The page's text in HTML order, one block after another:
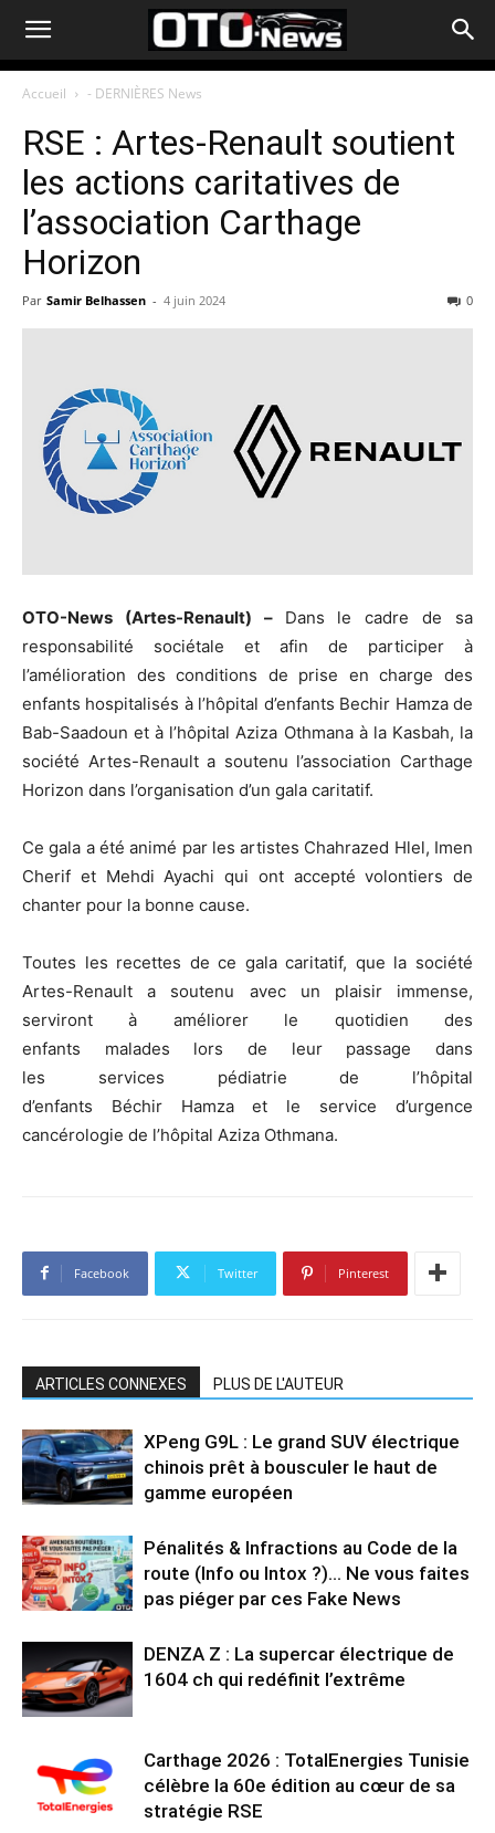
Accueil - DERNIÈRES News
RSE : Artes-Renault soutient
les actions caritatives de
l’association Carthage
Horizon
Par Samir Belhassen - 4 juin 2024 0
OTO-News (Artes-Renault) – Dans le cadre de sa
responsabilité sociétale et afin de participer à
l’amélioration des conditions de prise en charge des
enfants hospitalisés à l’hôpital d’enfants Bechir Hamza de
Bab-Saadoun et à l’hôpital Aziza Othmana à la Kasbah, la
société Artes-Renault a soutenu l’association Carthage
Horizon dans l’organisation d’un gala caritatif.
Ce gala a été animé par les artistes Chahrazed Hlel, Imen
Cherif et Mehdi Ayachi qui ont accepté volontiers de
chanter pour la bonne cause.
Toutes les recettes de ce gala caritatif, que la société
Artes-Renault a soutenu avec un plaisir immense,
serviront à améliorer le quotidien des
enfants malades lors de leur passage dans
les services pédiatrie de l’hôpital
d’enfants Béchir Hamza et le service d’urgence
cancérologie de l’hôpital Aziza Othmana.
Facebook Twitter Pinterest
ARTICLES CONNEXES PLUS DE L'AUTEUR
XPeng G9L : Le grand SUV électrique
chinois prêt à bousculer le haut de
gamme européen
Pénalités & Infractions au Code de la
route (Info ou Intox ?)… Ne vous faites
pas piéger par ces Fake News
DENZA Z : La supercar électrique de
1604 ch qui redéfinit l’extrême
Carthage 2026 : TotalEnergies Tunisie
célèbre la 60e édition au cœur de sa
stratégie RSE